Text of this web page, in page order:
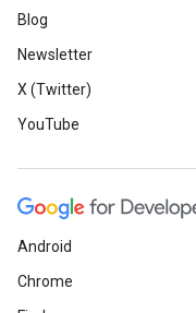
Blog
Newsletter
X (Twitter)
YouTube
Android
Chrome